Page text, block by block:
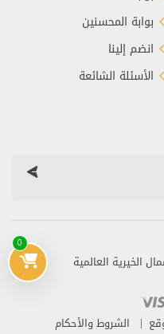
0
بوابة المحسنين
انضم إلينا
الأسئلة الشائعة
الشروط والأحكام